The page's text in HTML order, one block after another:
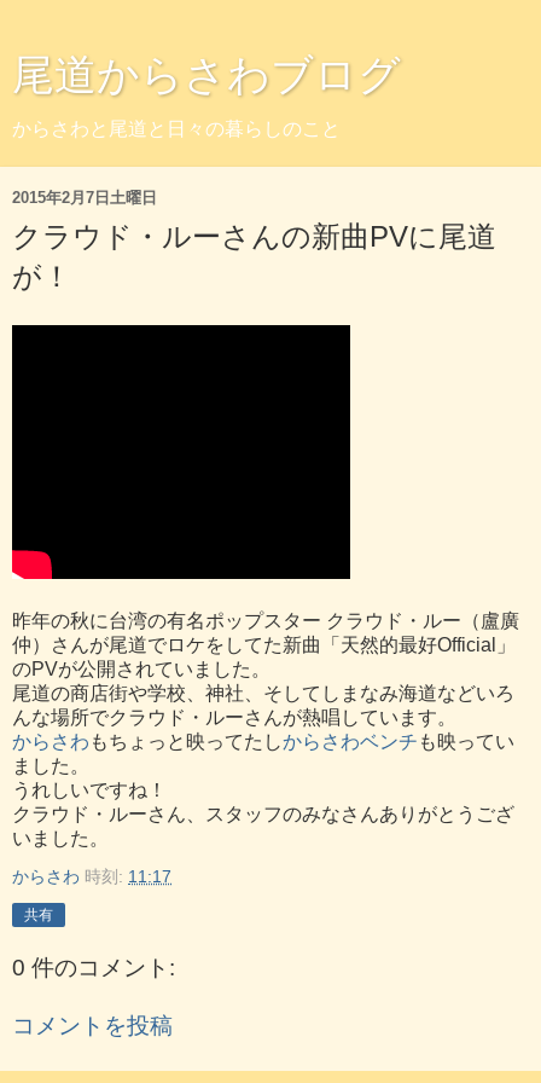
尾道からさわブログ
からさわと尾道と日々の暮らしのこと
2015年2月7日土曜日
クラウド・ルーさんの新曲PVに尾道
が！
昨年の秋に台湾の有名ポップスター クラウド・ルー（盧廣
仲）さんが尾道でロケをしてた新曲「天然的最好Official」
のPVが公開されていました。
尾道の商店街や学校、神社、そしてしまなみ海道などいろ
んな場所でクラウド・ルーさんが熱唱しています。
からさわ もちょっと映ってたしからさわベンチ も映ってい
ました。
うれしいですね！
クラウド・ルーさん、スタッフのみなさんありがとうござ
いました。
からさわ 時刻: 11:17
共有
0 件のコメント:
コメントを投稿